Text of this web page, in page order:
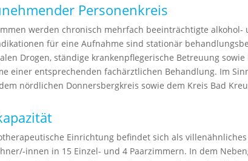
Personenkreis
werden chronisch mehrfach beeinträchtigte
für eine Aufnahme sind stationär
Drogen, ständige krankenpflegerische Betreuung
einer entsprechenden fachärztlichen Behandlung. Im
nördlichen Donnersbergkreis sowie dem Kreis Bad
Einrichtung befindet sich als
innen in 15 Einzel- und 4 Paarzimmern. In dem